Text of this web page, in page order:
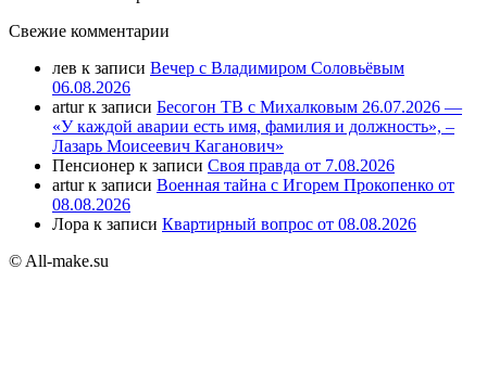
Свежие комментарии
лев к записи Вечер с Владимиром Соловьёвым
06.08.2026
arturк записи Бесогон ТВ с Михалковым 26.07.2026 —
«У каждой аварии есть имя, фамилия и должность», –
Лазарь Моисеевич Каганович»
Пенсионер к записи Своя правда от 7.08.2026
arturк записи Военная тайна с Игорем Прокопенко от
08.08.2026
Лора к записи Квартирный вопрос от 08.08.2026
© All-make.su